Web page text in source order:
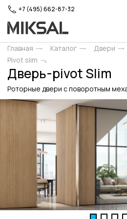
+7 (495) 662-87-32
Главная Каталог Двери
Pivot slim
Дверь-pivot Slim
Роторные двери c поворотным